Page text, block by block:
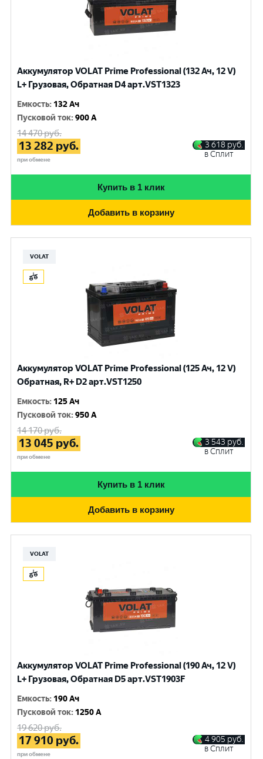
Аккумулятор VOLAT Prime Professional (132 Ач, 12 V)
L+ Грузовая, Обратная D4 арт.VST1323
Емкость: 132 Ач
Пусковой ток:900 A
14 470руб.
13 282 руб.
при обмене
3 618 руб.
в Сплит
Купить в 1 клик
Добавить в корзину
VOLAT
Аккумулятор VOLAT Prime Professional (125 Ач, 12 V)
Обратная, R+ D2 арт.VST1250
Емкость: 125 Ач
Пусковой ток:950 A
14 170руб.
13 045 руб.
при обмене
3 543 руб.
в Сплит
Купить в 1 клик
Добавить в корзину
VOLAT
Аккумулятор VOLAT Prime Professional (190 Ач, 12 V)
L+ Грузовая, Обратная D5 арт.VST1903F
Емкость: 190 Ач
Пусковой ток: 1250 A
19 620руб.
17 910 руб.
при обмене
4 905 руб.
в Сплит